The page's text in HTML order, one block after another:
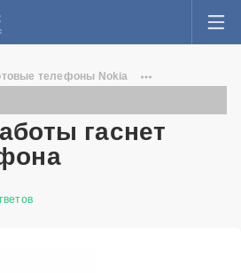
Я забыл пароль
Регистрация
телефоны Nokia
гаснет